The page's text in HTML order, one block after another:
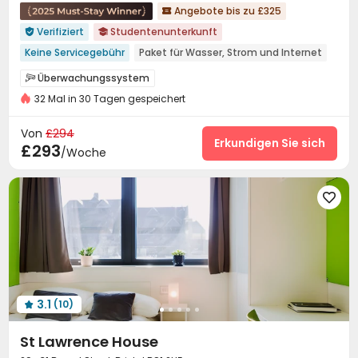
 Angebote bis zu £325
 Verifiziert  Studentenunterkunft
Keine Servicegebühr
Paket für Wasser, Strom und Internet
Zu Fuß zur Schule gehen
Stadtlandschaft
nahe dem Park
Trocken-Nass-Trennung
Überwachungssystem
24-Stunden-Sicherheitsdienst
Rezeption
Vor-Ort-Service-Team Waschraum
Drahtloses Netzwerk Selbststudienraum
Lounge für Bewohner
Abstellplatz für Fahrräder  Gemeinschaftsküche
Fitnessstudio 
Kino der Hof
32 Mal in 30 Tagen gespeichert
Von £294
£293/Woche
Erkundigen Sie sich

 3.1 (10)
St Lawrence House